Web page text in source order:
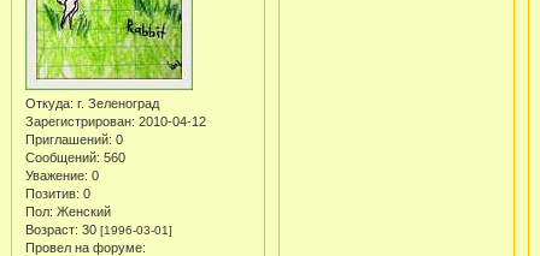
Откуда: г. Зеленоград
Зарегистрирован: 2010-04-12
Приглашений: 0
Сообщений: 560
Уважение: 0
Позитив: 0
Пол: Женский
Возраст: 30 [1996-03-01]
Провел на форуме: